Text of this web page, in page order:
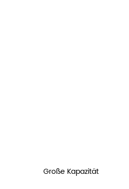
Große Kapazität